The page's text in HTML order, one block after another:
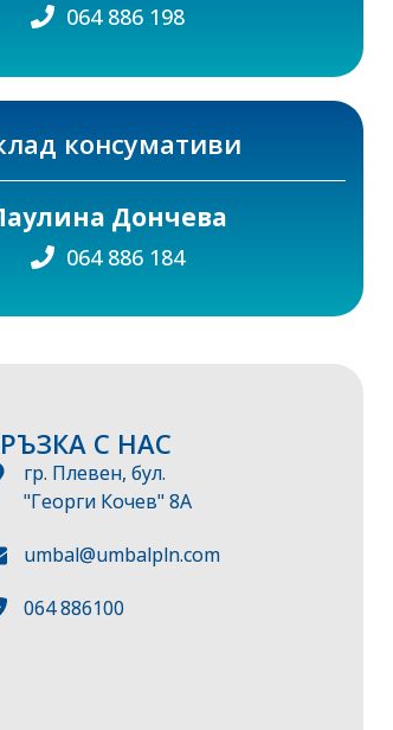
064 886 198
консумативи
Дончева
064 886 184
С НАС
гр. Плевен, бул.
"Георги Кочев" 8А
umbal@umbalpln.com
064 886100